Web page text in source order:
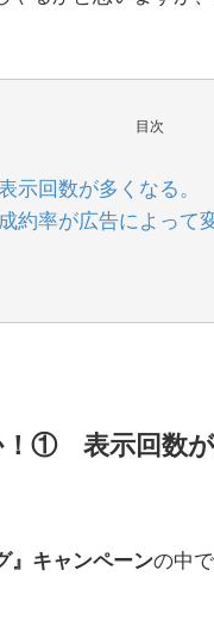
目次
回数が多くなる。
率が広告によって
① 表示回数が
』キャンペーンの中